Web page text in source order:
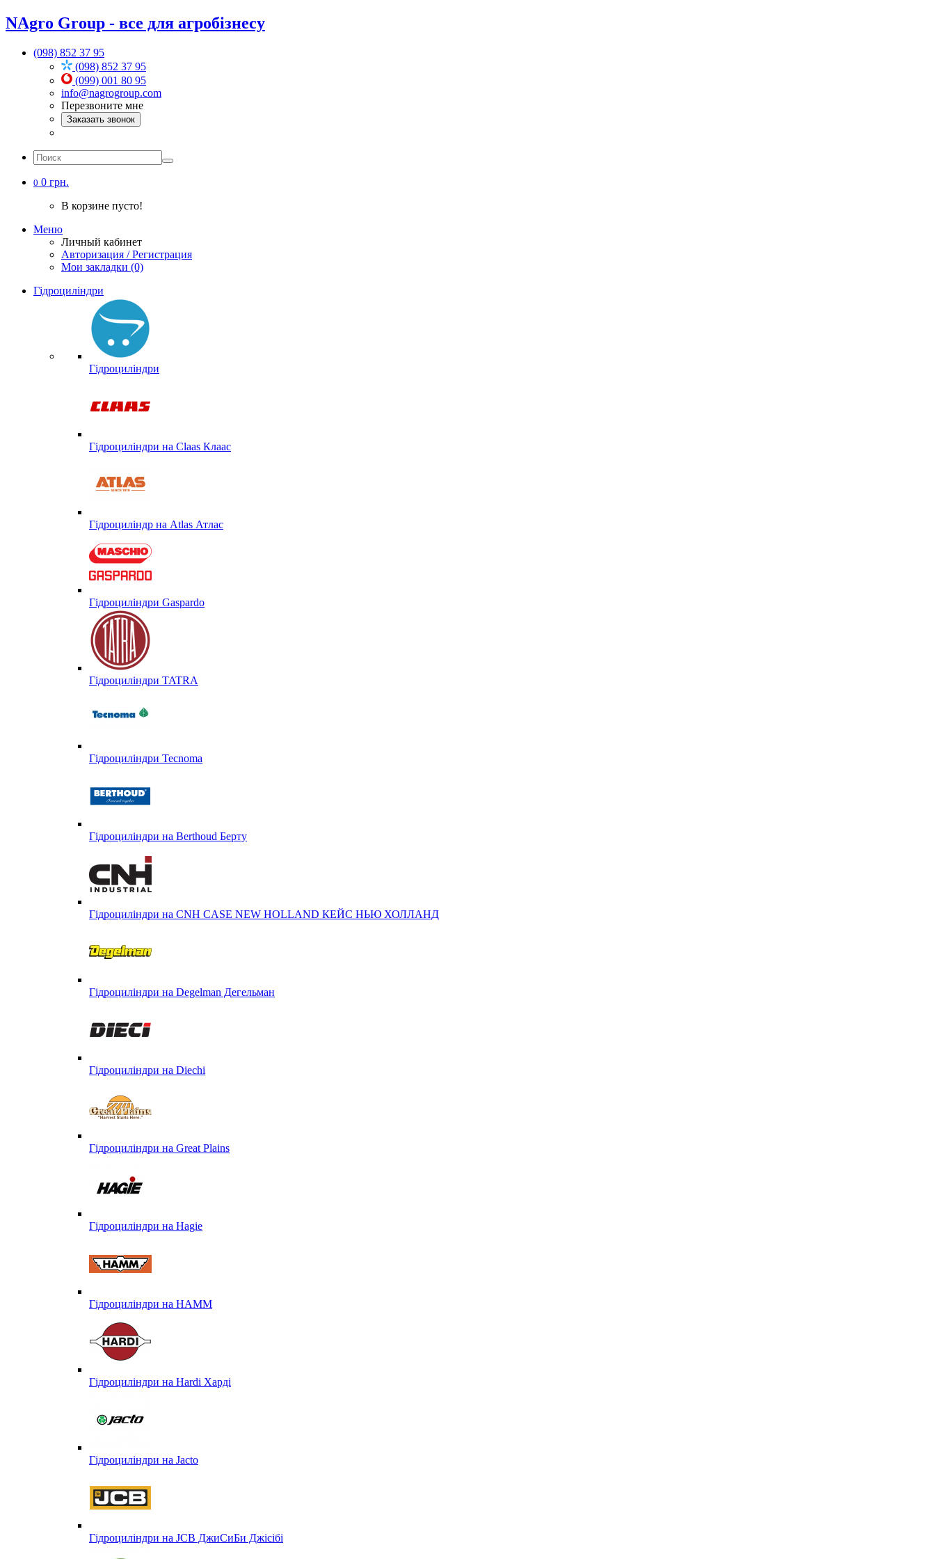
NAgro Group - все для агробізнесу
(098) 852 37 95
(098) 852 37 95
(099) 001 80 95
info@nagrogroup.com
Перезвоните мне
Заказать звонок
0 0 грн.
В корзине пусто!
Меню
Личный кабинет
Авторизация / Регистрация
Мои закладки (0)
Гідроциліндри
Гідроциліндри
Гідроциліндри на Claas Клаас
Гідроциліндр на Atlas Атлас
Гідроциліндри Gaspardo
Гідроциліндри TATRA
Гідроциліндри Tecnoma
Гідроциліндри на Berthoud Берту
Гідроциліндри на CNH CASE NEW HOLLAND КЕЙС НЬЮ ХОЛЛАНД
Гідроциліндри на Degelman Дегельман
Гідроциліндри на Diechi
Гідроциліндри на Great Plains
Гідроциліндри на Hagie
Гідроциліндри на HAMM
Гідроциліндри на Hardi Харді
Гідроциліндри на Jacto
Гідроциліндри на JCB ДжиСиБи Джісібі